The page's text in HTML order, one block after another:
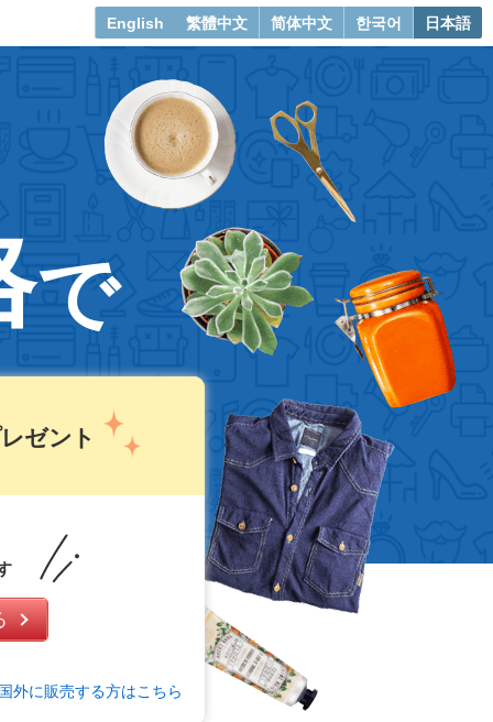
English 繁體中文 简体中文 한국어 日本語
で
ゼント
外に販売する方はこちら